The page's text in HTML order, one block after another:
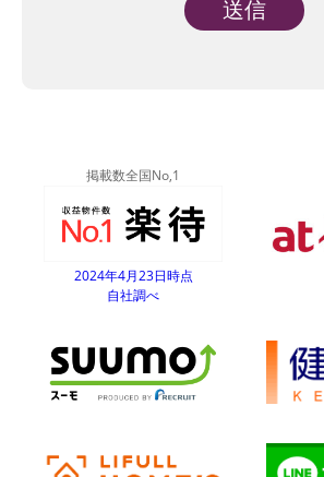
掲載数全国No,1
2024年4月23日時点
自社調べ